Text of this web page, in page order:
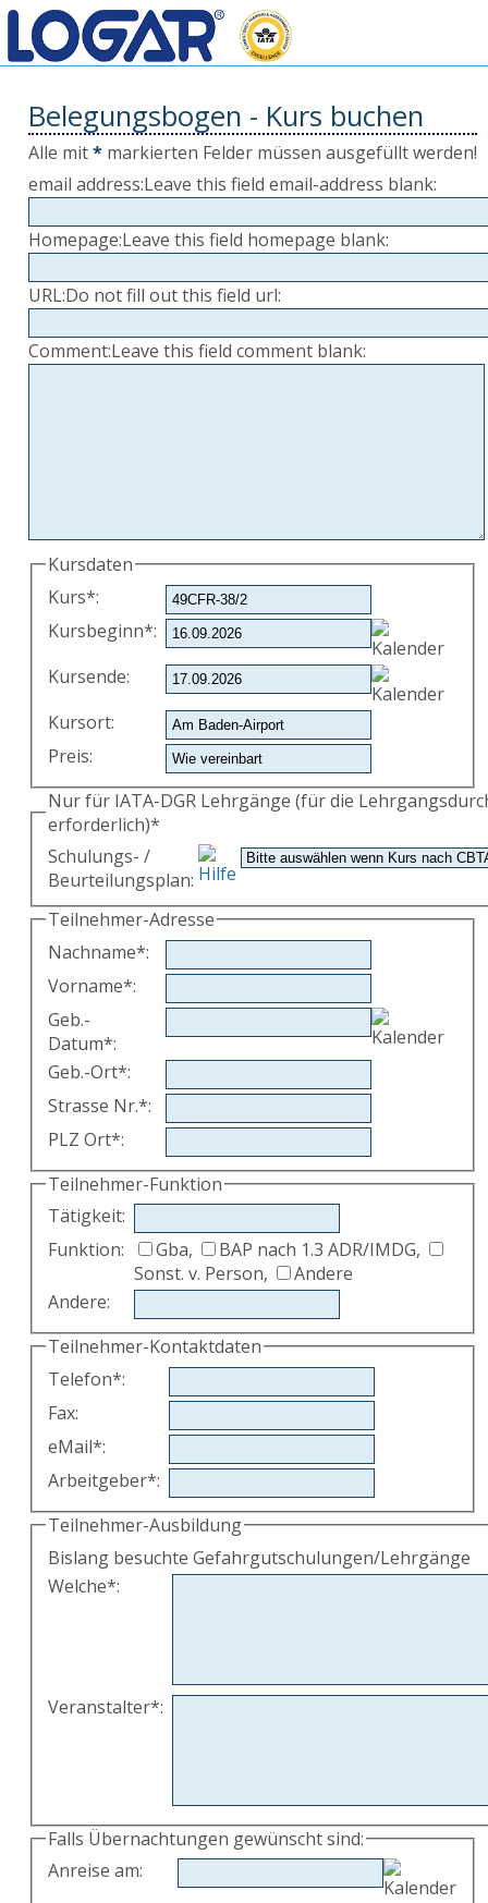
Belegungsbogen - Kurs buchen
Alle mit* markierten Felder müssen ausgefüllt werden!
email address:Leave this field email-address blank:
Homepage:Leave this field homepage blank:
URL:Do not fill out this field url:
Comment:Leave this field comment blank:
Kursdaten
Kurs*:
Kursbeginn*:
Kursende:
Kursort:
Preis:
Nur für IATA-DGR Lehrgänge (für die
erforderlich)*
Schulungs- /
Beurteilungsplan:
Teilnehmer-Adresse
Nachname*:
Vorname*:
Geb.-
Datum*:
Geb.-Ort*:
Strasse Nr.*:
PLZ Ort*:
Teilnehmer-Funktion
Tätigkeit:
Funktion:
Gba,
BAP nach 1.3 ADR/IMDG,
Sonst. v. Person,
Andere
Andere:
Teilnehmer-Kontaktdaten
Telefon*:
Fax:
eMail*:
Arbeitgeber*:
Teilnehmer-Ausbildung
Bislang besuchte Gefahrgutschulungen/Lehrgänge
Welche*:
Veranstalter*:
Falls Übernachtungen gewünscht sind:
Anreise am: